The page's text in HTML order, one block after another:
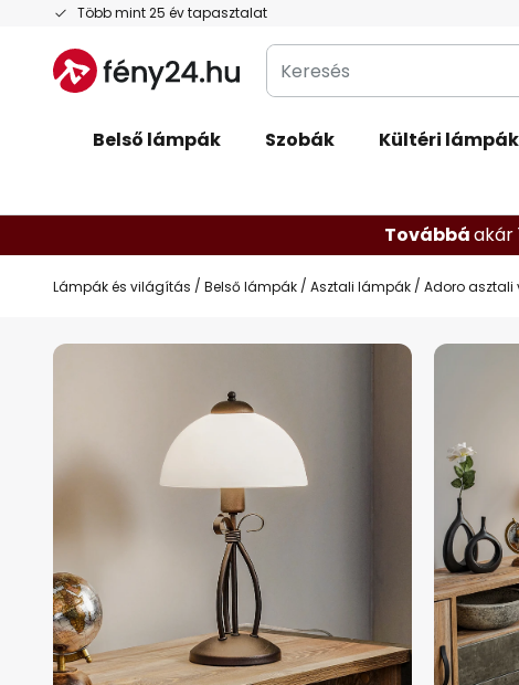
Több mint 25 év tapasztalat
Ugrás
tartalomhoz
Keresés
Belső lámpák Szobák Kültéri lámpák
Továbbáakár
Lámpák és világítás Belső lámpák Asztali lámpák Adoro asztali
Ugrás